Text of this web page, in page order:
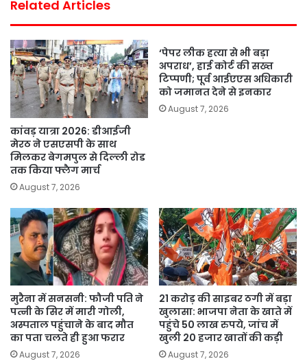
Related Articles
कांवड़ यात्रा 2026: डीआईजी
मेरठ ने एसएसपी के साथ
मिलकर बेगमपुल से दिल्ली रोड
तक किया फ्लैग मार्च
August 7, 2026
‘पेपर लीक हत्या से भी बड़ा
अपराध’, हाई कोर्ट की सख्त
टिप्पणी; पूर्व आईएएस अधिकारी
को जमानत देने से इनकार
August 7, 2026
मुरैना में सनसनी: फौजी पति ने
पत्नी के सिर में मारी गोली,
अस्पताल पहुंचाने के बाद मौत
का पता चलते ही हुआ फरार
August 7, 2026
21 करोड़ की साइबर ठगी में बड़ा
खुलासा: भाजपा नेता के खाते में
पहुंचे 50 लाख रुपये, जांच में
खुली 20 हजार खातों की कड़ी
August 7, 2026